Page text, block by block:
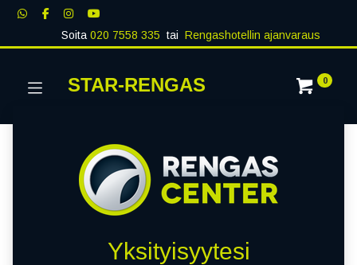
Soita020 7558 335 tai Rengashotellin ajanvaraus
STAR-RENGAS 0
Yksityisyytesi